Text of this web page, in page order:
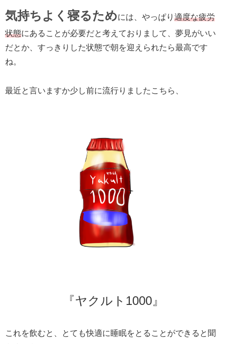
気持ちよく寝るためには、やっぱり 適度な疲労
状態にあることが必要だと考えておりまして、夢見がいい
だとか、すっきりした状態で朝を迎えられたら最高です
ね。
最近と言いますか少し前に流行りましたこちら、
『ヤクルト1000』
これを飲むと、とても快適に睡眠をとることができると聞